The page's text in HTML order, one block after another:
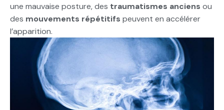
une mauvaise posture, des traumatismes anciens ou
des mouvements répétitifs peuvent en accélérer
l’apparition.